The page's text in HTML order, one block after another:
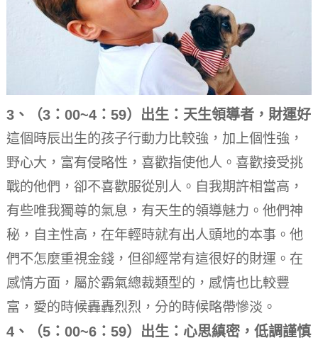
3、（3：00~4：59）出生：天生領導者，財運好
這個時辰出生的孩子行動力比較強，加上個性強，
野心大，富有侵略性，喜歡指使他人。 喜歡接受挑
戰的他們，卻不喜歡服從別人。 自我期許相當高，
有些唯我獨尊的氣息，有天生的領導魅力。 他們神
秘，自主性高，在年輕時就有出人頭地的本事。 他
們不怎麼重視金錢，但卻經常有這很好的財運。 在
感情方面，屬於霸氣總裁類型的，感情也比較豐
富，愛的時候轟轟烈烈，分的時候略帶慘淡。
4、（5：00~6：59）出生：心思縝密，低調謹慎